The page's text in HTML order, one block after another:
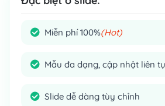
THÔNG TIN
Miễn phí 100%(Hot)
Mẫu đa dạng, cập nhật liên
Slide dễ dàng tùy chỉnh